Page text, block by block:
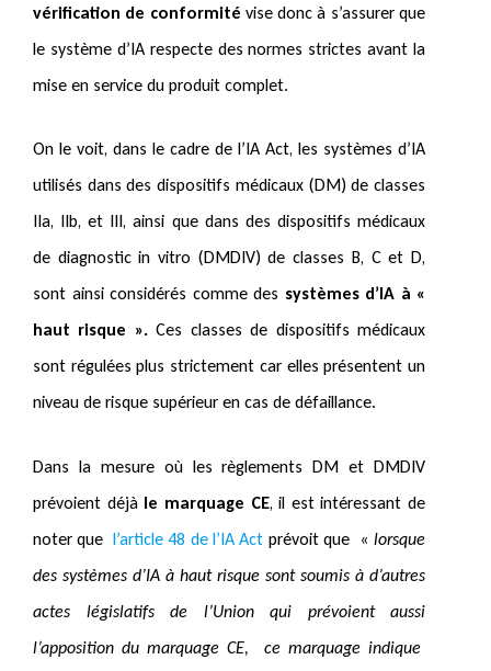
vérification de conformité vise donc à s’assurer que
le système d’IA respecte des normes strictes avant la
mise en service du produit complet.
On le voit, dans le cadre de l’IA Act, les systèmes d’IA
utilisés dans des dispositifs médicaux (DM) de classes
IIa, IIb, et III, ainsi que dans des dispositifs médicaux
de diagnostic in vitro (DMDIV) de classes B, C et D,
sont ainsi considérés comme des systèmes d’IA à «
haut risque ».Ces classes de dispositifs médicaux
sont régulées plus strictement car elles présentent un
niveau de risque supérieur en cas de défaillance.
Dans la mesure où les règlements DM et DMDIV
prévoient déjà le marquage CE, il est intéressant de
noter que l’article 48 de l’IA Act prévoit que «lorsque
des systèmes d’IA à haut risque sont soumis à d’autres
actes législatifs de l’Union qui prévoient aussi
l’apposition du marquage CE, ce marquage indique